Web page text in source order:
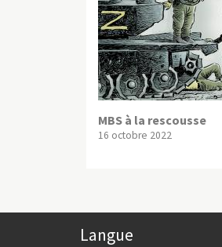
MBS à la rescousse
16 octobre 2022
Langue